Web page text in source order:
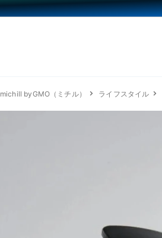
michill byGMO（ミチル） ライフスタイル